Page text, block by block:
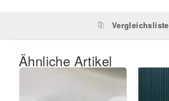
Vergleichsliste
Ähnliche Artikel